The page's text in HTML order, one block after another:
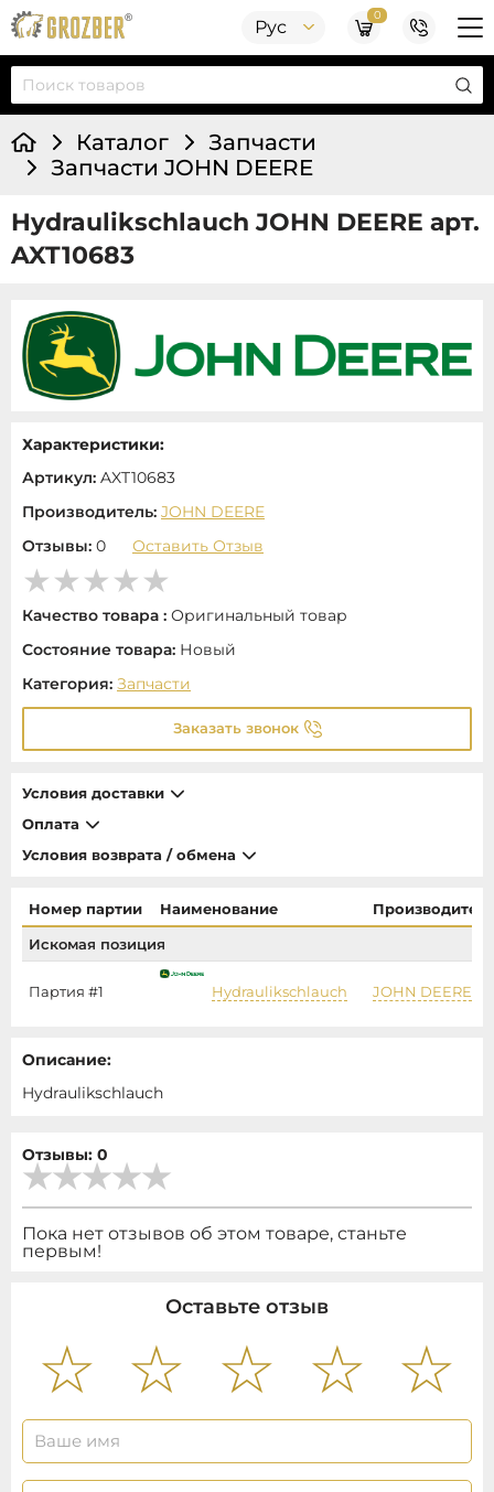
Рус
0
Каталог
Запчасти
Запчасти JOHN DEERE
Hydraulikschlauch JOHN DEERE арт.
AXT10683
Характеристики:
Артикул: AXT10683
Производитель: JOHN DEERE
Отзывы: 0 Оставить Отзыв
Качество товара : Оригинальный товар
Состояние товара: Новый
Категория: Запчасти
Заказать звонок
Условия доставки
Оплата
Условия возврата / обмена
Номер партии Наименование
Искомая позиция
Партия #1 Hydraulikschlauch JOHN DEERE
Описание:
Hydraulikschlauch
Отзывы: 0
Пока нет отзывов об этом товаре, станьте
первым!
Оставьте отзыв